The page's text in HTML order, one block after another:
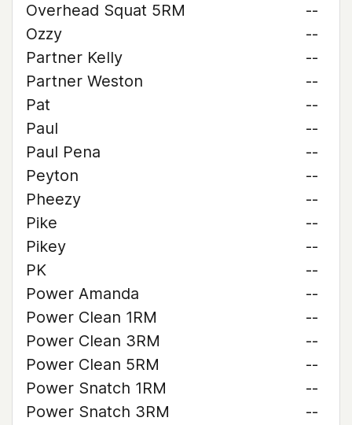
Overhead Squat 5RM
--
Ozzy
--
Partner Kelly
--
Partner Weston
--
Pat
--
Paul
--
Paul Pena
--
Peyton
--
Pheezy
--
Pike
--
Pikey
--
PK
--
Power Amanda
--
Power Clean 1RM
--
Power Clean 3RM
--
Power Clean 5RM
--
Power Snatch 1RM
--
Power Snatch 3RM
--